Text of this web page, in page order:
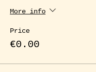
More info
Price
€0.00